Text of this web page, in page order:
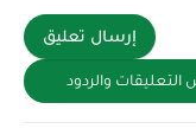
إرسال تعليق
والردود